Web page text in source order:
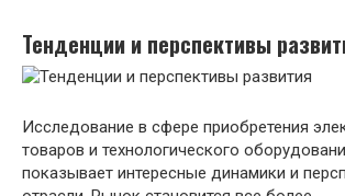
Тенденции и перспективы
Исследование в сфере приобретения
товаров и технологического
показывает интересные динамики и